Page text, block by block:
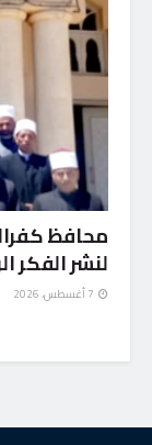
محافظ
لنشر الفكر